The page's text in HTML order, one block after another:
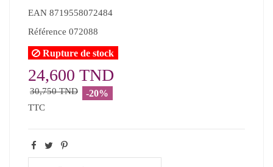
EAN 8719558072484
Référence 072088
Rupture de stock
24,600 TND
30,750 TND -20%
TTC